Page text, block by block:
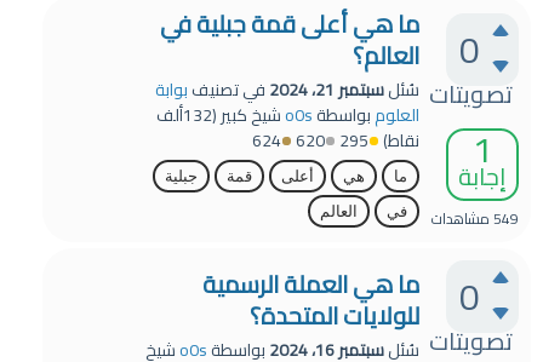
0
تصويتات
1
إجابة
549مشاهدات
ما هي أعلى قمة جبلية في
العالم؟
سُئلسبتمبر 21، 2024 في تصنيفبوابة
العلومبواسطةo0sشيخ كبير(132ألف
نقاط) 295
620
624
ما هي أعلى قمة
جبلية
في
العالم
0
تصويتات
ما هي العملة الرسمية
للولايات المتحدة؟
سُئلسبتمبر 16، 2024 بواسطةo0sشيخ